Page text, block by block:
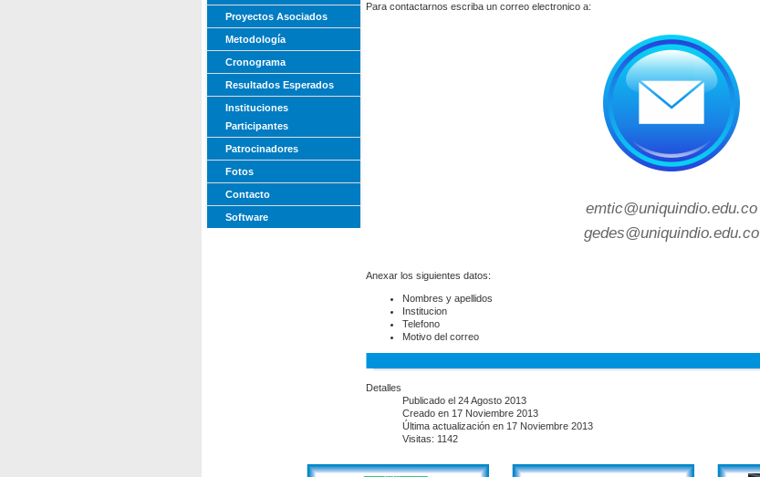
Proyectos Asociados
Metodología
Cronograma
Resultados Esperados
Instituciones
Participantes
Patrocinadores
Fotos
Contacto
Software
Para contactarnos escriba un correo electronico a:
emtic@uniquindio.edu.co
gedes@uniquindio.edu.co
Anexar los siguientes datos:
Nombres y apellidos
Institucion
Telefono
Motivo del correo
Detalles
Publicado el 24 Agosto 2013
Creado en 17 Noviembre 2013
Última actualización en 17 Noviembre 2013
Visitas: 1142